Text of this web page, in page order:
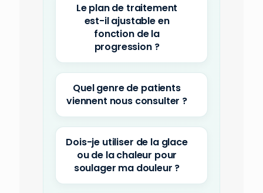
Le plan de traitement
est-il ajustable en
fonction de la
progression ?
Quel genre de patients
viennent nous consulter ?
Dois-je utiliser de la glace
ou de la chaleur pour
soulager ma douleur ?